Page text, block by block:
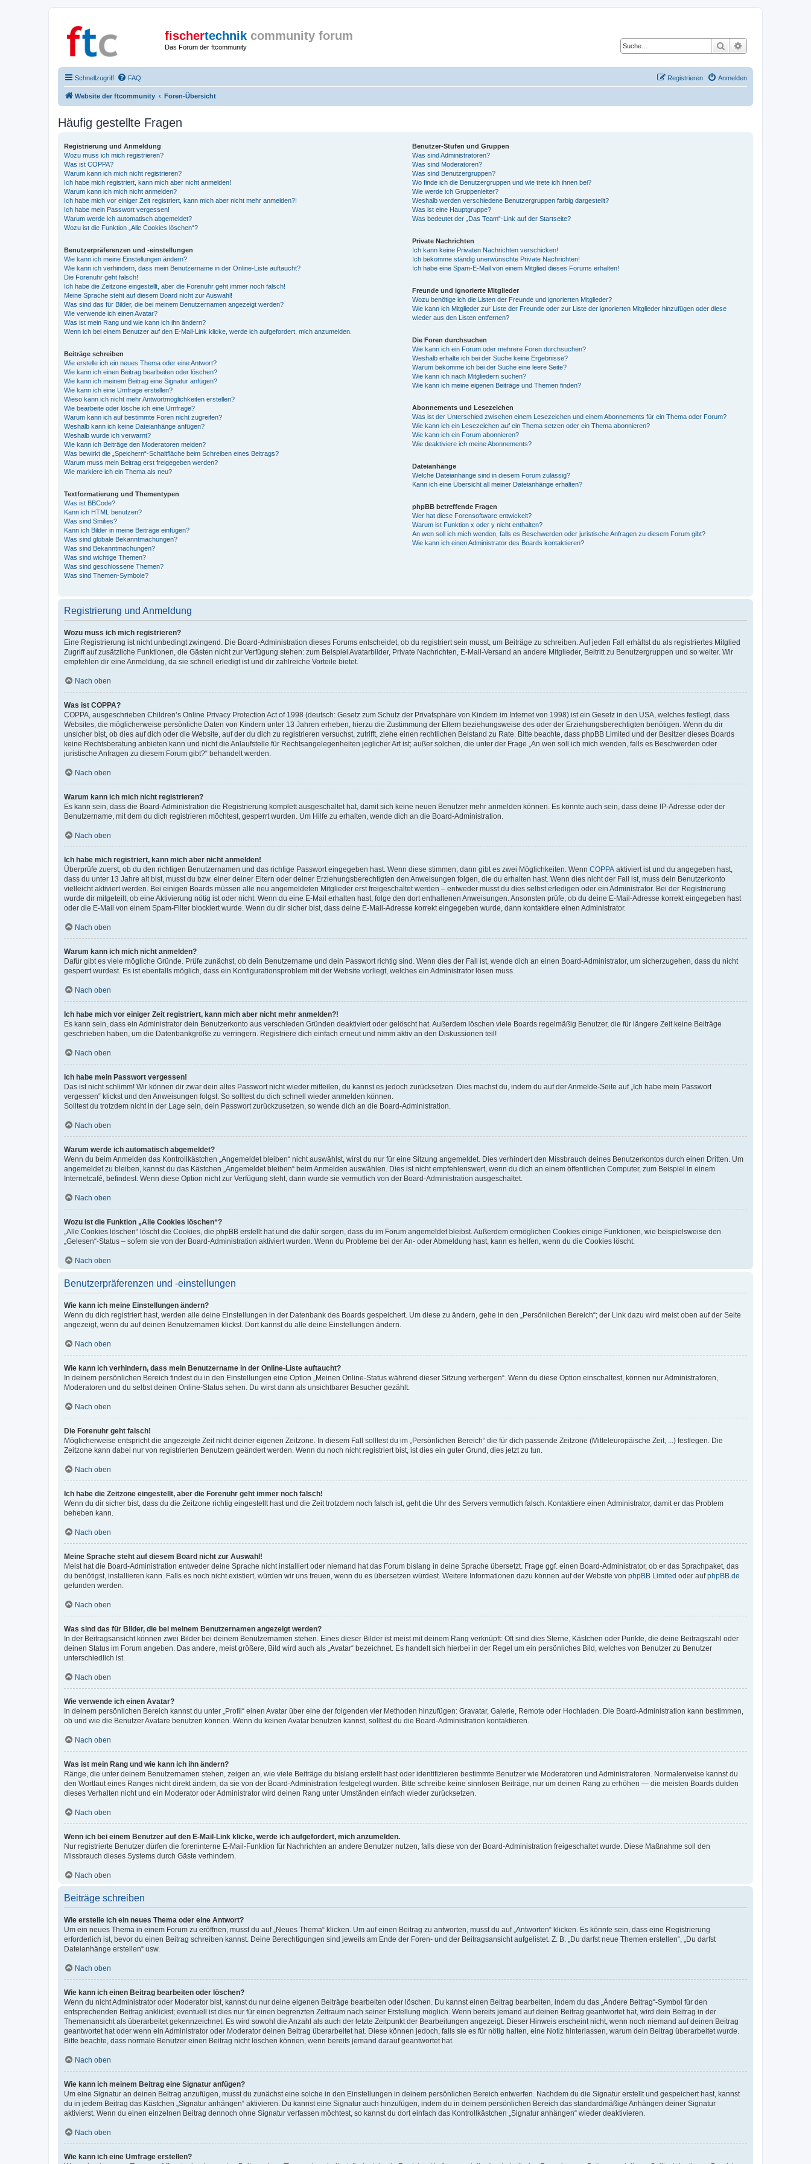
fischertechnik community forum
Das Forum der ftcommunity Suche
Schnellzugriff FAQ Anmelden
Registrieren
Website der ftcommunity Foren-Übersicht
Häufig gestellte Fragen
Registrierung und Anmeldung
Wozu muss ich mich registrieren?
Was ist COPPA?
Warum kann ich mich nicht registrieren?
Ich habe mich registriert, kann mich aber nicht anmelden!
Warum kann ich mich nicht anmelden?
Ich habe mich vor einiger Zeit registriert, kann mich aber nicht mehr anmelden?!
Ich habe mein Passwort vergessen!
Warum werde ich automatisch abgemeldet?
Wozu ist die Funktion „Alle Cookies löschen“?
Benutzerpräferenzen und -einstellungen
Wie kann ich meine Einstellungen ändern?
Wie kann ich verhindern, dass mein Benutzername in der Online-Liste auftaucht?
Die Forenuhr geht falsch!
Ich habe die Zeitzone eingestellt, aber die Forenuhr geht immer noch falsch!
Meine Sprache steht auf diesem Board nicht zur Auswahl!
Was sind das für Bilder, die bei meinem Benutzernamen angezeigt werden?
Wie verwende ich einen Avatar?
Was ist mein Rang und wie kann ich ihn ändern?
Wenn ich bei einem Benutzer auf den E-Mail-Link klicke, werde ich aufgefordert, mich anzumelden.
Beiträge schreiben
Wie erstelle ich ein neues Thema oder eine Antwort?
Wie kann ich einen Beitrag bearbeiten oder löschen?
Wie kann ich meinem Beitrag eine Signatur anfügen?
Wie kann ich eine Umfrage erstellen?
Wieso kann ich nicht mehr Antwortmöglichkeiten erstellen?
Wie bearbeite oder lösche ich eine Umfrage?
Warum kann ich auf bestimmte Foren nicht zugreifen?
Weshalb kann ich keine Dateianhänge anfügen?
Weshalb wurde ich verwarnt?
Wie kann ich Beiträge den Moderatoren melden?
Was bewirkt die „Speichern“-Schaltfläche beim Schreiben eines Beitrags?
Warum muss mein Beitrag erst freigegeben werden?
Wie markiere ich ein Thema als neu?
Textformatierung und Thementypen
Was ist BBCode?
Kann ich HTML benutzen?
Was sind Smilies?
Kann ich Bilder in meine Beiträge einfügen?
Was sind globale Bekanntmachungen?
Was sind Bekanntmachungen?
Was sind wichtige Themen?
Was sind geschlossene Themen?
Was sind Themen-Symbole?
Benutzer-Stufen und Gruppen
Was sind Administratoren?
Was sind Moderatoren?
Was sind Benutzergruppen?
Wo finde ich die Benutzergruppen und wie trete ich ihnen bei?
Wie werde ich Gruppenleiter?
Weshalb werden verschiedene Benutzergruppen farbig dargestellt?
Was ist eine Hauptgruppe?
Was bedeutet der „Das Team“-Link auf der Startseite?
Private Nachrichten
Ich kann keine Privaten Nachrichten verschicken!
Ich bekomme ständig unerwünschte Private Nachrichten!
Ich habe eine Spam-E-Mail von einem Mitglied dieses Forums erhalten!
Freunde und ignorierte Mitglieder
Wozu benötige ich die Listen der Freunde und ignorierten Mitglieder?
Wie kann ich Mitglieder zur Liste der Freunde oder zur Liste der ignorierten Mitglieder hinzufügen oder diese
wieder aus den Listen entfernen?
Die Foren durchsuchen
Wie kann ich ein Forum oder mehrere Foren durchsuchen?
Weshalb erhalte ich bei der Suche keine Ergebnisse?
Warum bekomme ich bei der Suche eine leere Seite?
Wie kann ich nach Mitgliedern suchen?
Wie kann ich meine eigenen Beiträge und Themen finden?
Abonnements und Lesezeichen
Was ist der Unterschied zwischen einem Lesezeichen und einem Abonnements für ein Thema oder Forum?
Wie kann ich ein Lesezeichen auf ein Thema setzen oder ein Thema abonnieren?
Wie kann ich ein Forum abonnieren?
Wie deaktiviere ich meine Abonnements?
Dateianhänge
Welche Dateianhänge sind in diesem Forum zulässig?
Kann ich eine Übersicht all meiner Dateianhänge erhalten?
phpBB betreffende Fragen
Wer hat diese Forensoftware entwickelt?
Warum ist Funktion x oder y nicht enthalten?
An wen soll ich mich wenden, falls es Beschwerden oder juristische Anfragen zu diesem Forum gibt?
Wie kann ich einen Administrator des Boards kontaktieren?
Registrierung und Anmeldung
Wozu muss ich mich registrieren?
Eine Registrierung ist nicht unbedingt zwingend. Die Board-Administration dieses Forums entscheidet, ob du registriert sein musst, um Beiträge zu schreiben. Auf jeden Fall erhältst du als registriertes Mitglied
Zugriff auf zusätzliche Funktionen, die Gästen nicht zur Verfügung stehen: zum Beispiel Avatarbilder, Private Nachrichten, E-Mail-Versand an andere Mitglieder, Beitritt zu Benutzergruppen und so weiter. Wir
empfehlen dir eine Anmeldung, da sie schnell erledigt ist und dir zahlreiche Vorteile bietet.
Nach oben
Was ist COPPA?
COPPA, ausgeschrieben Children’s Online Privacy Protection Act of 1998 (deutsch: Gesetz zum Schutz der Privatsphäre von Kindern im Internet von 1998) ist ein Gesetz in den USA, welches festlegt, dass
Websites, die möglicherweise persönliche Daten von Kindern unter 13 Jahren erheben, hierzu die Zustimmung der Eltern beziehungsweise des oder der Erziehungsberechtigten benötigen. Wenn du dir
unsicher bist, ob dies auf dich oder die Website, auf der du dich zu registrieren versuchst, zutrifft, ziehe einen rechtlichen Beistand zu Rate. Bitte beachte, dass phpBB Limited und der Besitzer dieses Boards
keine Rechtsberatung anbieten kann und nicht die Anlaufstelle für Rechtsangelegenheiten jeglicher Art ist; außer solchen, die unter der Frage „An wen soll ich mich wenden, falls es Beschwerden oder
juristische Anfragen zu diesem Forum gibt?“ behandelt werden.
Nach oben
Warum kann ich mich nicht registrieren?
Es kann sein, dass die Board-Administration die Registrierung komplett ausgeschaltet hat, damit sich keine neuen Benutzer mehr anmelden können. Es könnte auch sein, dass deine IP-Adresse oder der
Benutzername, mit dem du dich registrieren möchtest, gesperrt wurden. Um Hilfe zu erhalten, wende dich an die Board-Administration.
Nach oben
Ich habe mich registriert, kann mich aber nicht anmelden!
Überprüfe zuerst, ob du den richtigen Benutzernamen und das richtige Passwort eingegeben hast. Wenn diese stimmen, dann gibt es zwei Möglichkeiten. Wenn COPPA aktiviert ist und du angegeben hast,
dass du unter 13 Jahre alt bist, musst du bzw. einer deiner Eltern oder deiner Erziehungsberechtigten den Anweisungen folgen, die du erhalten hast. Wenn dies nicht der Fall ist, muss dein Benutzerkonto
vielleicht aktiviert werden. Bei einigen Boards müssen alle neu angemeldeten Mitglieder erst freigeschaltet werden – entweder musst du dies selbst erledigen oder ein Administrator. Bei der Registrierung
wurde dir mitgeteilt, ob eine Aktivierung nötig ist oder nicht. Wenn du eine E-Mail erhalten hast, folge den dort enthaltenen Anweisungen. Ansonsten prüfe, ob du deine E-Mail-Adresse korrekt eingegeben hast
oder die E-Mail von einem Spam-Filter blockiert wurde. Wenn du dir sicher bist, dass deine E-Mail-Adresse korrekt eingegeben wurde, dann kontaktiere einen Administrator.
Nach oben
Warum kann ich mich nicht anmelden?
Dafür gibt es viele mögliche Gründe. Prüfe zunächst, ob dein Benutzername und dein Passwort richtig sind. Wenn dies der Fall ist, wende dich an einen Board-Administrator, um sicherzugehen, dass du nicht
gesperrt wurdest. Es ist ebenfalls möglich, dass ein Konfigurationsproblem mit der Website vorliegt, welches ein Administrator lösen muss.
Nach oben
Ich habe mich vor einiger Zeit registriert, kann mich aber nicht mehr anmelden?!
Es kann sein, dass ein Administrator dein Benutzerkonto aus verschieden Gründen deaktiviert oder gelöscht hat. Außerdem löschen viele Boards regelmäßig Benutzer, die für längere Zeit keine Beiträge
geschrieben haben, um die Datenbankgröße zu verringern. Registriere dich einfach erneut und nimm aktiv an den Diskussionen teil!
Nach oben
Ich habe mein Passwort vergessen!
Das ist nicht schlimm! Wir können dir zwar dein altes Passwort nicht wieder mitteilen, du kannst es jedoch zurücksetzen. Dies machst du, indem du auf der Anmelde-Seite auf „Ich habe mein Passwort
vergessen“ klickst und den Anweisungen folgst. So solltest du dich schnell wieder anmelden können.
Solltest du trotzdem nicht in der Lage sein, dein Passwort zurückzusetzen, so wende dich an die Board-Administration.
Nach oben
Warum werde ich automatisch abgemeldet?
Wenn du beim Anmelden das Kontrollkästchen „Angemeldet bleiben“ nicht auswählst, wirst du nur für eine Sitzung angemeldet. Dies verhindert den Missbrauch deines Benutzerkontos durch einen Dritten. Um
angemeldet zu bleiben, kannst du das Kästchen „Angemeldet bleiben“ beim Anmelden auswählen. Dies ist nicht empfehlenswert, wenn du dich an einem öffentlichen Computer, zum Beispiel in einem
Internetcafé, befindest. Wenn diese Option nicht zur Verfügung steht, dann wurde sie vermutlich von der Board-Administration ausgeschaltet.
Nach oben
Wozu ist die Funktion „Alle Cookies löschen“?
„Alle Cookies löschen“ löscht die Cookies, die phpBB erstellt hat und die dafür sorgen, dass du im Forum angemeldet bleibst. Außerdem ermöglichen Cookies einige Funktionen, wie beispielsweise den
„Gelesen“-Status – sofern sie von der Board-Administration aktiviert wurden. Wenn du Probleme bei der An- oder Abmeldung hast, kann es helfen, wenn du die Cookies löscht.
Nach oben
Benutzerpräferenzen und -einstellungen
Wie kann ich meine Einstellungen ändern?
Wenn du dich registriert hast, werden alle deine Einstellungen in der Datenbank des Boards gespeichert. Um diese zu ändern, gehe in den „Persönlichen Bereich“; der Link dazu wird meist oben auf der Seite
angezeigt, wenn du auf deinen Benutzernamen klickst. Dort kannst du alle deine Einstellungen ändern.
Nach oben
Wie kann ich verhindern, dass mein Benutzername in der Online-Liste auftaucht?
In deinem persönlichen Bereich findest du in den Einstellungen eine Option „Meinen Online-Status während dieser Sitzung verbergen“. Wenn du diese Option einschaltest, können nur Administratoren,
Moderatoren und du selbst deinen Online-Status sehen. Du wirst dann als unsichtbarer Besucher gezählt.
Nach oben
Die Forenuhr geht falsch!
Möglicherweise entspricht die angezeigte Zeit nicht deiner eigenen Zeitzone. In diesem Fall solltest du im „Persönlichen Bereich“ die für dich passende Zeitzone (Mitteleuropäische Zeit, ...) festlegen. Die
Zeitzone kann dabei nur von registrierten Benutzern geändert werden. Wenn du noch nicht registriert bist, ist dies ein guter Grund, dies jetzt zu tun.
Nach oben
Ich habe die Zeitzone eingestellt, aber die Forenuhr geht immer noch falsch!
Wenn du dir sicher bist, dass du die Zeitzone richtig eingestellt hast und die Zeit trotzdem noch falsch ist, geht die Uhr des Servers vermutlich falsch. Kontaktiere einen Administrator, damit er das Problem
beheben kann.
Nach oben
Meine Sprache steht auf diesem Board nicht zur Auswahl!
Meist hat die Board-Administration entweder deine Sprache nicht installiert oder niemand hat das Forum bislang in deine Sprache übersetzt. Frage ggf. einen Board-Administrator, ob er das Sprachpaket, das
du benötigst, installieren kann. Falls es noch nicht existiert, würden wir uns freuen, wenn du es übersetzen würdest. Weitere Informationen dazu können auf der Website von phpBB Limited oder aufphpBB.de
gefunden werden.
Nach oben
Was sind das für Bilder, die bei meinem Benutzernamen angezeigt werden?
In der Beitragsansicht können zwei Bilder bei deinem Benutzernamen stehen. Eines dieser Bilder ist meist mit deinem Rang verknüpft: Oft sind dies Sterne, Kästchen oder Punkte, die deine Beitragszahl oder
deinen Status im Forum angeben. Das andere, meist größere, Bild wird auch als „Avatar“ bezeichnet. Es handelt sich hierbei in der Regel um ein persönliches Bild, welches von Benutzer zu Benutzer
unterschiedlich ist.
Nach oben
Wie verwende ich einen Avatar?
In deinem persönlichen Bereich kannst du unter „Profil“ einen Avatar über eine der folgenden vier Methoden hinzufügen: Gravatar, Galerie, Remote oder Hochladen. Die Board-Administration kann bestimmen,
ob und wie die Benutzer Avatare benutzen können. Wenn du keinen Avatar benutzen kannst, solltest du die Board-Administration kontaktieren.
Nach oben
Was ist mein Rang und wie kann ich ihn ändern?
Ränge, die unter deinem Benutzernamen stehen, zeigen an, wie viele Beiträge du bislang erstellt hast oder identifizieren bestimmte Benutzer wie Moderatoren und Administratoren. Normalerweise kannst du
den Wortlaut eines Ranges nicht direkt ändern, da sie von der Board-Administration festgelegt wurden. Bitte schreibe keine sinnlosen Beiträge, nur um deinen Rang zu erhöhen — die meisten Boards dulden
dieses Verhalten nicht und ein Moderator oder Administrator wird deinen Rang unter Umständen einfach wieder zurücksetzen.
Nach oben
Wenn ich bei einem Benutzer auf den E-Mail-Link klicke, werde ich aufgefordert, mich anzumelden.
Nur registrierte Benutzer dürfen die foreninterne E-Mail-Funktion für Nachrichten an andere Benutzer nutzen, falls diese von der Board-Administration freigeschaltet wurde. Diese Maßnahme soll den
Missbrauch dieses Systems durch Gäste verhindern.
Nach oben
Beiträge schreiben
Wie erstelle ich ein neues Thema oder eine Antwort?
Um ein neues Thema in einem Forum zu eröffnen, musst du auf „Neues Thema“ klicken. Um auf einen Beitrag zu antworten, musst du auf „Antworten“ klicken. Es könnte sein, dass eine Registrierung
erforderlich ist, bevor du einen Beitrag schreiben kannst. Deine Berechtigungen sind jeweils am Ende der Foren- und der Beitragsansicht aufgelistet. Z. B. „Du darfst neue Themen erstellen“, „Du darfst
Dateianhänge erstellen“ usw.
Nach oben
Wie kann ich einen Beitrag bearbeiten oder löschen?
Wenn du nicht Administrator oder Moderator bist, kannst du nur deine eigenen Beiträge bearbeiten oder löschen. Du kannst einen Beitrag bearbeiten, indem du das „Ändere Beitrag“-Symbol für den
entsprechenden Beitrag anklickst; eventuell ist dies nur für einen begrenzten Zeitraum nach seiner Erstellung möglich. Wenn bereits jemand auf deinen Beitrag geantwortet hat, wird dein Beitrag in der
Themenansicht als überarbeitet gekennzeichnet. Es wird sowohl die Anzahl als auch der letzte Zeitpunkt der Bearbeitungen angezeigt. Dieser Hinweis erscheint nicht, wenn noch niemand auf deinen Beitrag
geantwortet hat oder wenn ein Administrator oder Moderator deinen Beitrag überarbeitet hat. Diese können jedoch, falls sie es für nötig halten, eine Notiz hinterlassen, warum dein Beitrag überarbeitet wurde.
Bitte beachte, dass normale Benutzer einen Beitrag nicht löschen können, wenn bereits jemand darauf geantwortet hat.
Nach oben
Wie kann ich meinem Beitrag eine Signatur anfügen?
Um eine Signatur an deinen Beitrag anzufügen, musst du zunächst eine solche in den Einstellungen in deinem persönlichen Bereich entwerfen. Nachdem du die Signatur erstellt und gespeichert hast, kannst
du in jedem Beitrag das Kästchen „Signatur anhängen“ aktivieren. Du kannst eine Signatur auch hinzufügen, indem du in deinem persönlichen Bereich das standardmäßige Anhängen deiner Signatur
aktivierst. Wenn du einen einzelnen Beitrag dennoch ohne Signatur verfassen möchtest, so kannst du dort einfach das Kontrollkästchen „Signatur anhängen“ wieder deaktivieren.
Nach oben
Wie kann ich eine Umfrage erstellen?